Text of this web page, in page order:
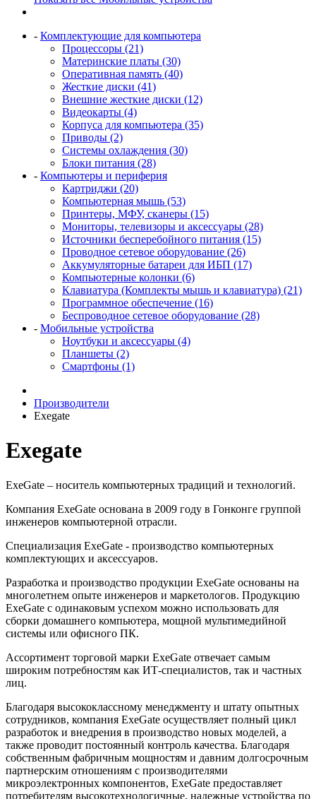
- Комплектующие для компьютера
Процессоры (21)
Материнские платы (30)
Оперативная память (40)
Жесткие диски (41)
Внешние жесткие диски (12)
Видеокарты (4)
Корпуса для компьютера (35)
Приводы (2)
Системы охлаждения (30)
Блоки питания (28)
- Компьютеры и периферия
Картриджи (20)
Компьютерная мышь (53)
Принтеры, МФУ, сканеры (15)
Мониторы, телевизоры и аксессуары (28)
Источники бесперебойного питания (15)
Проводное сетевое оборудование (26)
Аккумуляторные батареи для ИБП (17)
Компьютерные колонки (6)
Клавиатура (Комплекты мышь и клавиатура) (21)
Программное обеспечение (16)
Беспроводное сетевое оборудование (28)
- Мобильные устройства
Ноутбуки и аксессуары (4)
Планшеты (2)
Смартфоны (1)
Производители
Exegate
Exegate
ExeGate – носитель компьютерных традиций и технологий.
Компания ExeGate основана в 2009 году в Гонконге группой
инженеров компьютерной отрасли.
Специализация ExeGate - производство компьютерных
комплектующих и аксессуаров.
Разработка и производство продукции ExeGate основаны на
многолетнем опыте инженеров и маркетологов. Продукцию
ExeGate с одинаковым успехом можно использовать для
сборки домашнего компьютера, мощной мультимедийной
системы или офисного ПК.
Ассортимент торговой марки ExeGate отвечает самым
широким потребностям как ИТ-специалистов, так и частных
лиц.
Благодаря высококлассному менеджменту и штату опытных
сотрудников, компания ExeGate осуществляет полный цикл
разработок и внедрения в производство новых моделей, а
также проводит постоянный контроль качества. Благодаря
собственным фабричным мощностям и давним долгосрочным
партнерским отношениям с производителями
микроэлектронных компонентов, ExeGate предоставляет
потребителям высокотехнологичные, надежные устройства по